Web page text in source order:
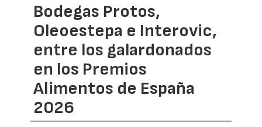
Bodegas Protos,
Oleoestepa e Interovic,
entre los galardonados
en los Premios
Alimentos de España
2026